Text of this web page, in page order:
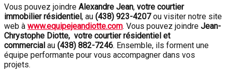
Vous pouvez joindre Alexandre Jean, votre courtier
immobilier résidentiel , au (438) 923-4207ou visiter notre site
web à www.equipejeandiotte.com. Vous pouvez joindre Jean-
Chrystophe Diotte, votre courtier résidentiel et
commercial au (438) 882-7246. Ensemble, ils forment une
équipe performante pour vous accompagner dans vos
projets.